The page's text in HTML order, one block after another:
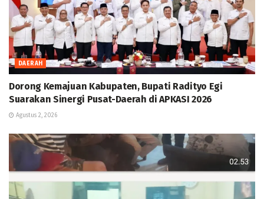
DAERAH
Dorong Kemajuan Kabupaten, Bupati Radityo Egi
Suarakan Sinergi Pusat-Daerah di APKASI 2026
Agustus 2, 2026